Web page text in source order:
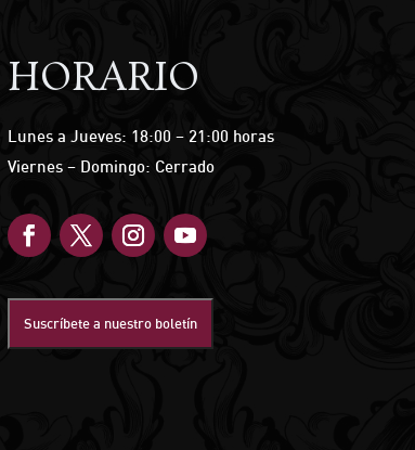
HORARIO
Lunes a Jueves: 18:00 – 21:00 horas
Viernes – Domingo: Cerrado
Suscríbete a nuestro boletín